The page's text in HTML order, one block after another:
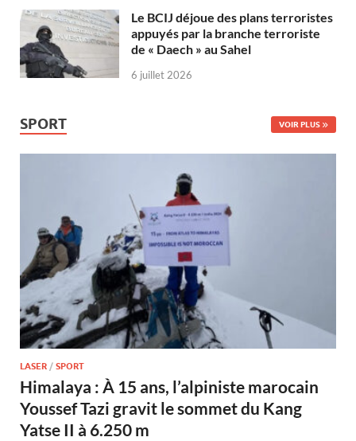
Le BCIJ déjoue des plans terroristes
appuyés par la branche terroriste
de « Daech » au Sahel
6 juillet 2026
SPORT VOIR PLUS
LASER / SPORT
Himalaya : À 15 ans, l’alpiniste marocain
Youssef Tazi gravit le sommet du Kang
Yatse II à 6.250 m